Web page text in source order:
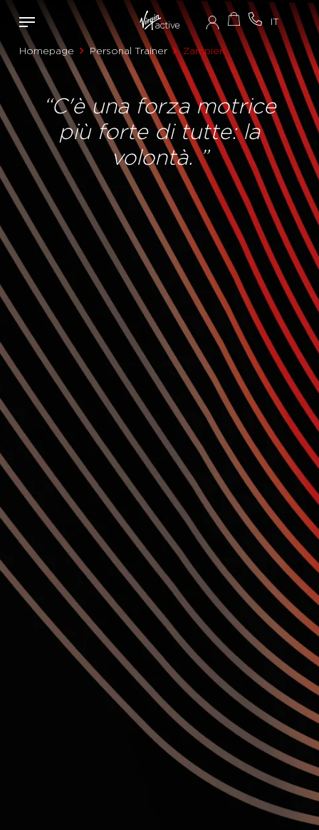
Homepage Personal Trainer Zampieri
“C'è una forza motrice
più forte di tutte: la
volontà. ”